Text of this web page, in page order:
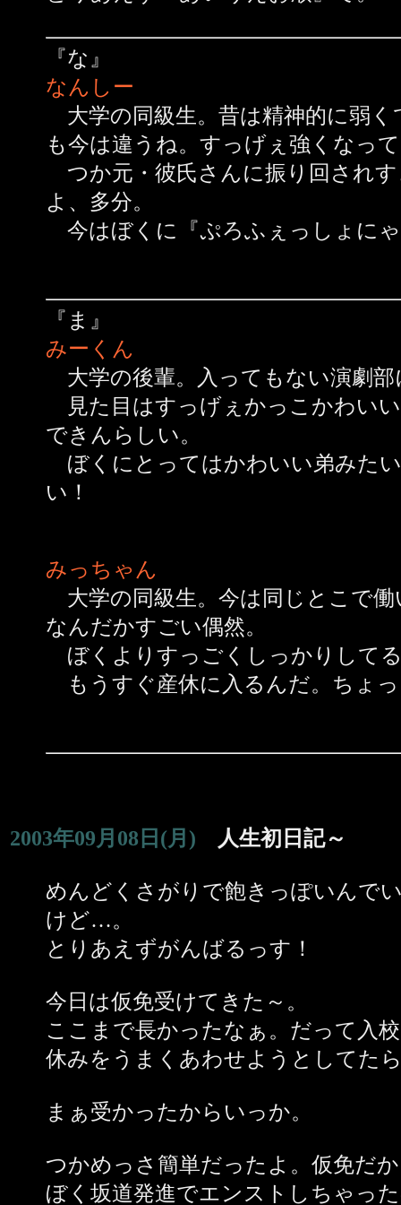
『な』
なんしー
大学の同級生。昔は精神的に弱
も今は違うね。すっげぇ強くなっ
つか元・彼氏さんに振り回され
よ、多分。
今はぼくに『ぷろふぇっしょに
『ま』
みーくん
大学の後輩。入ってもない演劇
見た目はすっげぇかっこかわい
できんらしい。
ぼくにとってはかわいい弟みた
い！
みっちゃん
大学の同級生。今は同じとこで
なんだかすごい偶然。
ぼくよりすっごくしっかりして
もうすぐ産休に入るんだ。ちょ
2003年09月08日(月) 人生初日記～
めんどくさがりで飽きっぽいんで
けど…。
とりあえずがんばるっす！
今日は仮免受けてきた～。
ここまで長かったなぁ。だって入
休みをうまくあわせようとしてた
まぁ受かったからいっか。
つかめっさ簡単だったよ。仮免だ
ぼく坂道発進でエンストしちゃっ